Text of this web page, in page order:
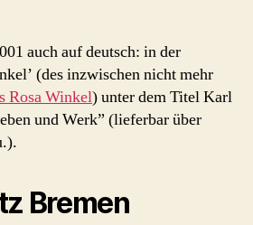
auch auf deutsch: in der
(des inzwischen nicht mehr
Rosa Winkel) unter dem Titel Karl
und Werk” (lieferbar über
Bremen